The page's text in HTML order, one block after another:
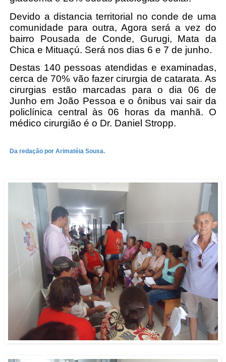
Devido a distancia territorial no conde de uma
comunidade para outra, Agora será a vez do
bairro Pousada de Conde, Gurugi, Mata da
Chica e Mituaçú. Será nos dias 6 e 7 de junho.
Destas 140 pessoas atendidas e examinadas,
cerca de 70% vão fazer cirurgia de catarata. As
cirurgias estão marcadas para o dia 06 de
Junho em João Pessoa e o ônibus vai sair da
policlínica central às 06 horas da manhã. O
médico cirurgião é o Dr. Daniel Stropp.
Da redação por Arimatéia Sousa.